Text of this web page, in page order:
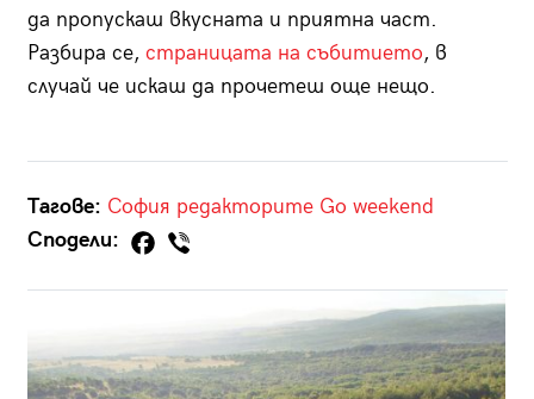
да пропускаш вкусната и приятна част.
Разбира се, страницата на събитието, в
случай че искаш да прочетеш още нещо.
Тагове: София редакторите Go weekend
Сподели: